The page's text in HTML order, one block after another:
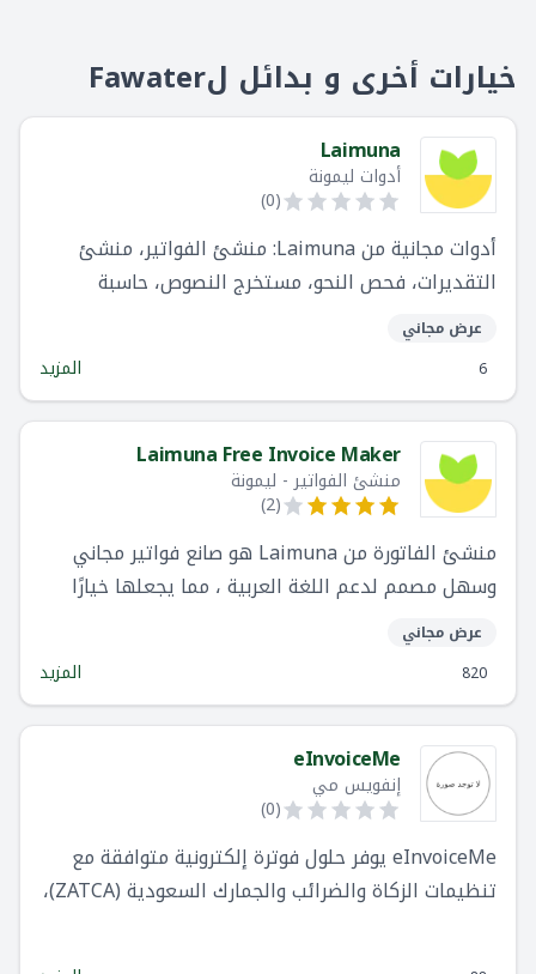
خيارات أخرى و بدائل لFawater
Laimuna
أدوات ليمونة
(
0
)
أدوات مجانية من Laimuna: منشئ الفواتير، منشئ
التقديرات، فحص النحو، مستخرج النصوص، حاسبة
الضريبة، التقويم الهجري، مولد QR. جربها الآن!
عرض مجاني
6
المزيد
Laimuna Free Invoice Maker
منشئ الفواتير - ليمونة
(
2
)
منشئ الفاتورة من Laimuna هو صانع فواتير مجاني
وسهل مصمم لدعم اللغة العربية ، مما يجعلها خيارًا
مناسبًا للشركات والأفراد.
عرض مجاني
820
المزيد
eInvoiceMe
إنفويس مي
(
0
)
eInvoiceMe يوفر حلول فوترة إلكترونية متوافقة مع
تنظيمات الزكاة والضرائب والجمارك السعودية (ZATCA)،